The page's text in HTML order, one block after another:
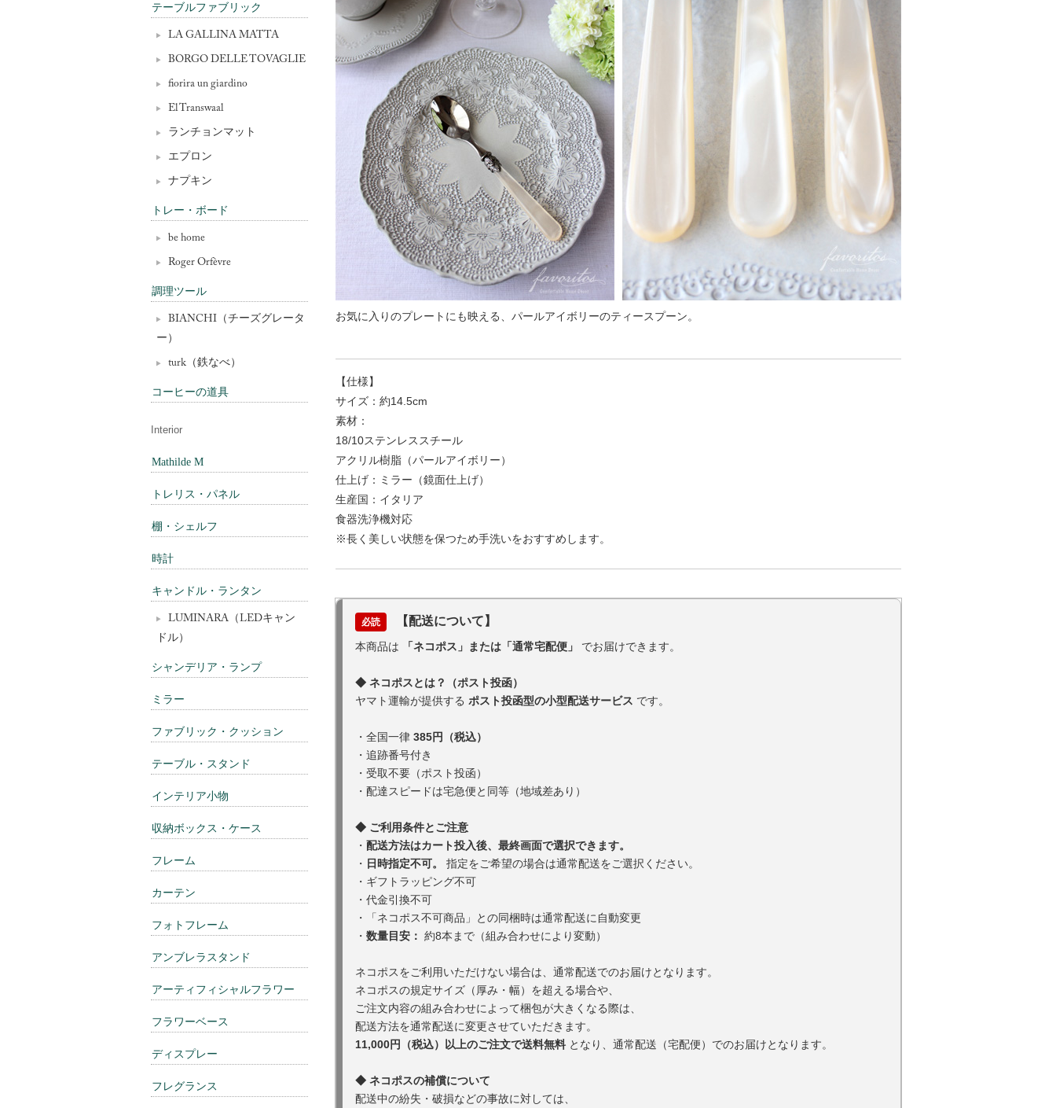
お気に入りのプレートにも映える、パールアイボリーのティースプーン。
【仕様】
サイズ：約14.5cm
素材：
18/10ステンレススチール
アクリル樹脂（パールアイボリー）
仕上げ：ミラー（鏡面仕上げ）
生産国：イタリア
食器洗浄機対応
※長く美しい状態を保つため手洗いをおすすめします。
必読 【配送について】
本商品は 「ネコポス」または「通常宅配便」 でお届けできます。
◆ ネコポスとは？（ポスト投函）
ヤマト運輸が提供する ポスト投函型の小型配送サービス です。
・全国一律 385円（税込）
・追跡番号付き
・受取不要（ポスト投函）
・配達スピードは宅急便と同等（地域差あり）
◆ ご利用条件とご注意
・ 配送方法はカート投入後、最終画面で選択できます。
・ 日時指定不可。
指定をご希望の場合は通常配送をご選択ください。
・ギフトラッピング不可
・代金引換不可
・「ネコポス不可商品」との同梱時は通常配送に自動変更
・ 数量目安： 約8本まで（組み合わせにより変動）
ネコポスをご利用いただけない場合は、通常配送でのお届けとなります。
ネコポスの規定サイズ（厚み・幅）を超える場合や、
ご注文内容の組み合わせによって梱包が大きくなる際は、
配送方法を通常配送に変更させていただきます。
11,000円（税込）以上のご注文で送料無料 となり、通常配送（宅配便）でのお届けとなります。
◆ ネコポスの補償について
配送中の紛失・破損などの事故に対しては、
テーブルファブリック
LA GALLINA MATTA
BORGO DELLE TOVAGLIE
fiorira un giardino
El Transwaal
ランチョンマット
エプロン
ナプキン
トレー・ボード
be home
Roger Orfèvre
調理ツール
BIANCHI（チーズグレータ
ー）
turk（鉄なべ）
コーヒーの道具
Interior
Mathilde M
トレリス・パネル
棚・シェルフ
時計
キャンドル・ランタン
LUMINARA（LEDキャン
ドル）
シャンデリア・ランプ
ミラー
ファブリック・クッション
テーブル・スタンド
インテリア小物
収納ボックス・ケース
フレーム
カーテン
フォトフレーム
アンブレラスタンド
アーティフィシャルフラワー
フラワーベース
ディスプレー
フレグランス